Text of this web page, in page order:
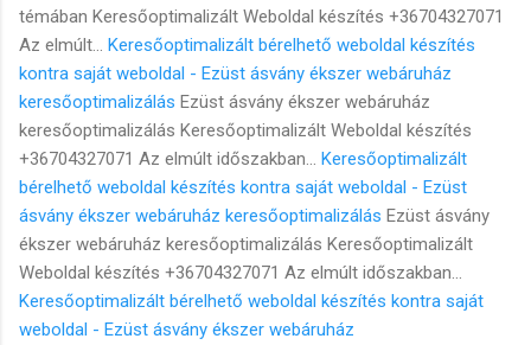
témában Keresőoptimalizált Weboldal készítés +36704327071
Az elmúlt... Keresőoptimalizált bérelhető weboldal készítés
kontra saját weboldal - Ezüst ásvány ékszer webáruház
keresőoptimalizálás Ezüst ásvány ékszer webáruház
keresőoptimalizálás Keresőoptimalizált Weboldal készítés
+36704327071 Az elmúlt időszakban... Keresőoptimalizált
bérelhető weboldal készítés kontra saját weboldal - Ezüst
ásvány ékszer webáruház keresőoptimalizálás Ezüst ásvány
ékszer webáruház keresőoptimalizálás Keresőoptimalizált
Weboldal készítés +36704327071 Az elmúlt időszakban...
Keresőoptimalizált bérelhető weboldal készítés kontra saját
weboldal - Ezüst ásvány ékszer webáruház